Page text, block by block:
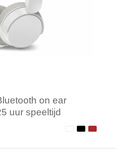
on ear
uur speeltijd